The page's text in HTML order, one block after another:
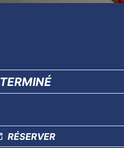
TERMINÉ
RÉSERVER